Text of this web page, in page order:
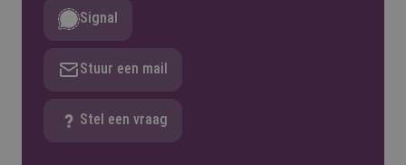
Signal
Stuur een mail
Stel een vraag